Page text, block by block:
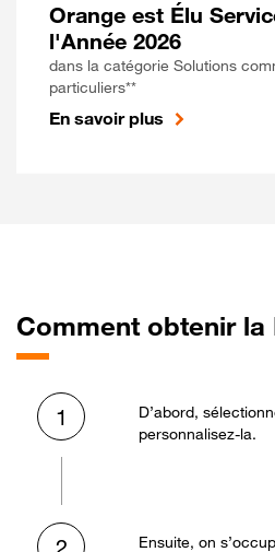
Orange est Élu
l'Année 2026
dans la catégorie Solutions
particuliers**
En savoir plus
Comment obtenir la
1
D’abord,
personnalisez-la.
Ensuite, on